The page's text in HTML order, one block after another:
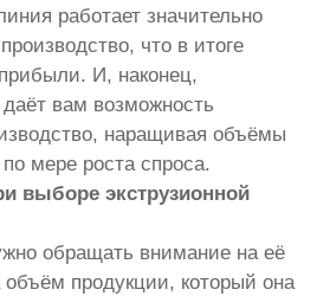
работает значительно
что в итоге
И, наконец,
вам возможность
наращивая объёмы
мере роста спроса.
выборе экструзионной
обращать внимание на её
продукции, который она